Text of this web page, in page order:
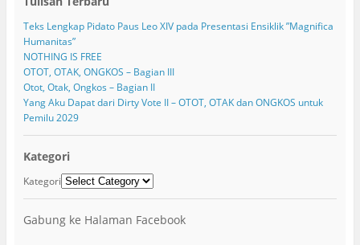
Teks Lengkap Pidato Paus Leo XIV pada Presentasi Ensiklik ”Magnifica
Humanitas”
NOTHING IS FREE
OTOT, OTAK, ONGKOS – Bagian III
Otot, Otak, Ongkos – Bagian II
Yang Aku Dapat dari Dirty Vote II – OTOT, OTAK dan ONGKOS untuk
Pemilu 2029
Kategori
Kategori
Gabung ke Halaman Facebook